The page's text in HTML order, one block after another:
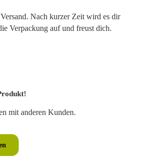
Nach kurzer Zeit wird es dir
Verpackung auf und freust dich.
von 0 von 5 Sternen
mit anderen Kunden.